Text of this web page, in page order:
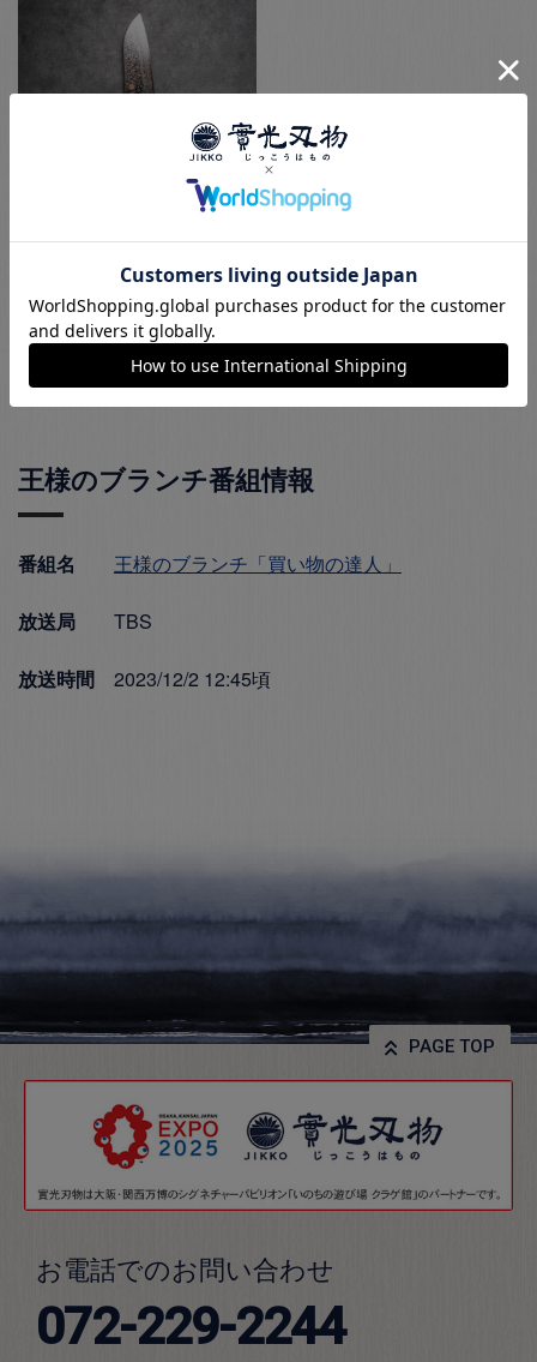
【JIKKO型 ロコ ダ
マスカス SG2】 全
切(165)
家庭用のカッコいい万能包
丁
王様のブランチ番組情報
番組名 王様のブランチ「買い物の達人」
放送局 TBS
放送時間 2023/12/2 12:45頃
PAGE TOP
お電話でのお問い合わせ
072-229-2244